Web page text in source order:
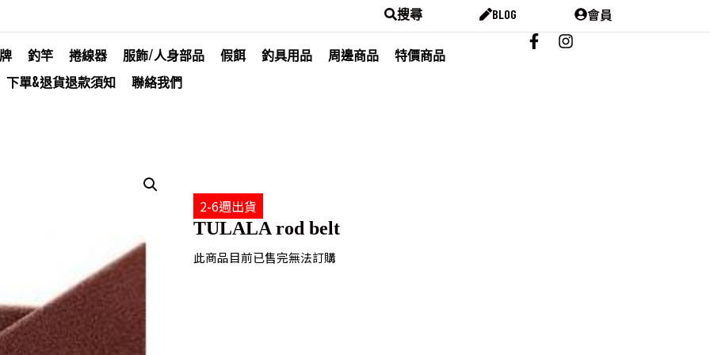
搜尋 BLOG 會員
釣竿 捲線器 服飾/人身部品 假餌 釣具用品 周邊商品
特價商品
下單&退貨退款須知
聯絡我們
2-6週出貨
TULALA rod belt
此商品目前已售完無法訂購